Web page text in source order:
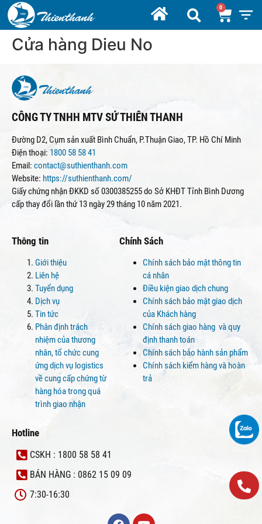
Cửa hàng Dieu No
CÔNG TY TNHH MTV SỨ THIÊN THANH
Đường D2, Cụm sản xuất Bình Chuẩn, P.Thuận Giao, TP. Hồ Chí Minh
Điện thoại: 1800 58 58 41
Email: contact@suthienthanh.com
Website: https://suthienthanh.com/
Giấy chứng nhận ĐKKD số 0300385255 do Sở KHĐT Tỉnh Bình Dương
cấp thay đổi lần thứ 13 ngày 29 tháng 10 năm 2021.
Thông tin
Giới thiệu
Liên hệ
Tuyển dụng
Dịch vụ
Tin tức
Phân định trách
nhiệm của thương
nhân, tổ chức cung
ứng dịch vụ logistics
về cung cấp chứng từ
hàng hóa trong quá
trình giao nhận
Chính Sách
Chính sách bảo mật thông tin
cá nhân
Điều kiện giao dịch chung
Chính sách bảo mật giao dịch
của Khách hàng
Chính sách giao hàng và quy
định thanh toán
Chính sách bảo hành sản phẩm
Chính sách kiểm hàng và hoàn
trả
Hotline
CSKH : 1800 58 58 41
BÁN HÀNG : 0862 15 09 09
7:30-16:30